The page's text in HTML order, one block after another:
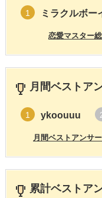
1 ミラクルボー
恋愛マスター
月間ベストア
1 ykoouuu
月間ベストアンサ
累計ベストア